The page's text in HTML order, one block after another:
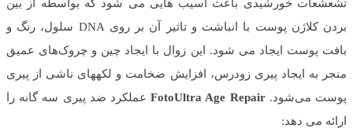
تشعشعات خورشیدی باعث آسیب هایی می شود که بواسطه از بین
بردن کلاژن پوست با انباشت و تاثیر آن بر روی DNA سلول، رنگ و
بافت پوست ایجاد می شود. این زوال با ایجاد چین و چروک‌های عمیق
منجر به ایجاد پیری زودرس، افزایش ضخامت و لکههای ناشی از پیری
پوست می‌شود.FotoUltra Age Repairعملکرد ضد پیری سه گانه را
ارائه می دهد: